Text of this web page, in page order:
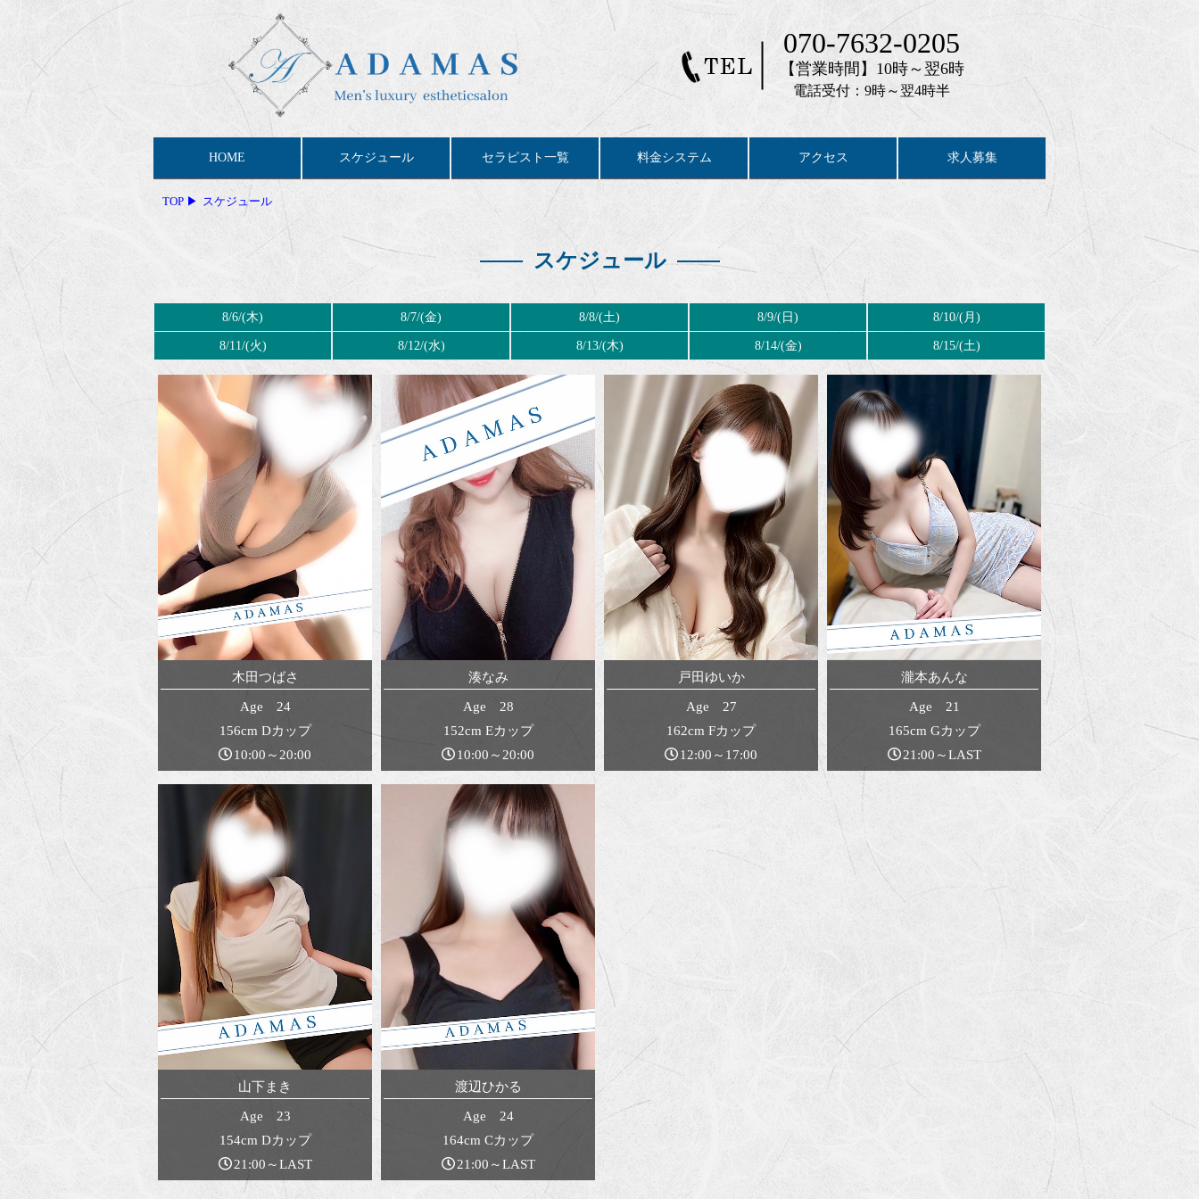
070-7632-0205
【営業時間】10時～翌6時
電話受付：9時～翌4時半
HOME スケジュール セラピスト一覧 料金システム アクセス 求人募集
TOP スケジュール
スケジュール
8/6/(木) 8/7/(金) 8/8/(土) 8/9/(日)
8/10/(月)
8/11/(火)
8/12/(水) 8/13/(木) 8/14/(金) 8/15/(土)
木田つばさ
Age 24
156cm Dカップ
10:00～20:00
湊なみ
Age 28
152cm Eカップ
10:00～20:00
戸田ゆいか
Age 27
162cm Fカップ
12:00～17:00
瀧本あんな
Age 21
165cm Gカップ
21:00～LAST
山下まき
Age 23
154cm Dカップ
21:00～LAST
渡辺ひかる
Age 24
164cm Cカップ
21:00～LAST